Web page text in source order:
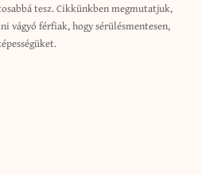
tesz. Cikkünkben megmutatjuk,
vágyó férfiak, hogy sérülésmentesen,